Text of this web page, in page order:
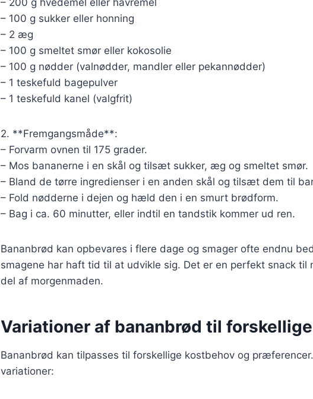
– 100 g sukker eller honning
– 2 æg
– 100 g smeltet smør eller kokosolie
– 100 g nødder (valnødder, mandler eller pekannødder)
– 1 teskefuld bagepulver
– 1 teskefuld kanel (valgfrit)
2. **Fremgangsmåde**:
– Forvarm ovnen til 175 grader.
– Mos bananerne i en skål og tilsæt sukker, æg og smeltet smør.
– Bland de tørre ingredienser i en anden skål og tilsæt dem til
– Fold nødderne i dejen og hæld den i en smurt brødform.
– Bag i ca. 60 minutter, eller indtil en tandstik kommer ud ren.
Bananbrød kan opbevares i flere dage og smager ofte endnu
smagene har haft tid til at udvikle sig. Det er en perfekt snack til
del af morgenmaden.
Variationer af bananbrød til
Bananbrød kan tilpasses til forskellige kostbehov og
variationer: